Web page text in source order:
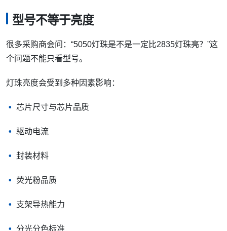
型号不等于亮度
很多采购商会问：“5050灯珠是不是一定比2835灯珠亮？”这
个问题不能只看型号。
灯珠亮度会受到多种因素影响：
芯片尺寸与芯片品质
驱动电流
封装材料
荧光粉品质
支架导热能力
分光分色标准